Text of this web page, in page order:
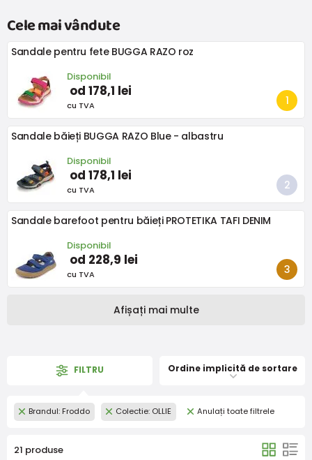
Cele mai vândute
Sandale pentru fete BUGGA RAZO roz
Disponibil
od 178,1 lei
cu TVA
Sandale băieți BUGGA RAZO Blue - albastru
Disponibil
od 178,1 lei
cu TVA
Sandale barefoot pentru băieți PROTETIKA TAFI DENIM
Disponibil
od 228,9 lei
cu TVA
Afișați mai multe
FILTRU Ordine implicită de sortare
Brandul: Froddo Colectie: OLLIE Anulați toate filtrele
21 produse